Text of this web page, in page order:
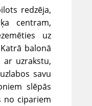
redzēja,
centram,
uz
balonā
uzrakstu,
savu
slēpās
no cipariem